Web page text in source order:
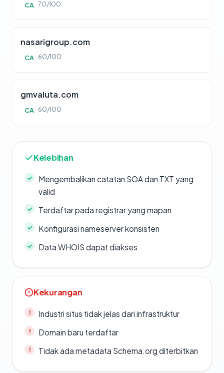
CA 70/100
nasarigroup.com
CA 60/100
gmvaluta.com
CA 60/100
Kelebihan
Mengembalikan catatan SOA dan TXT yang
valid
Terdaftar pada registrar yang mapan
Konfigurasi nameserver konsisten
Data WHOIS dapat diakses
Kekurangan
Industri situs tidak jelas dari infrastruktur
Domain baru terdaftar
Tidak ada metadata Schema.org diterbitkan